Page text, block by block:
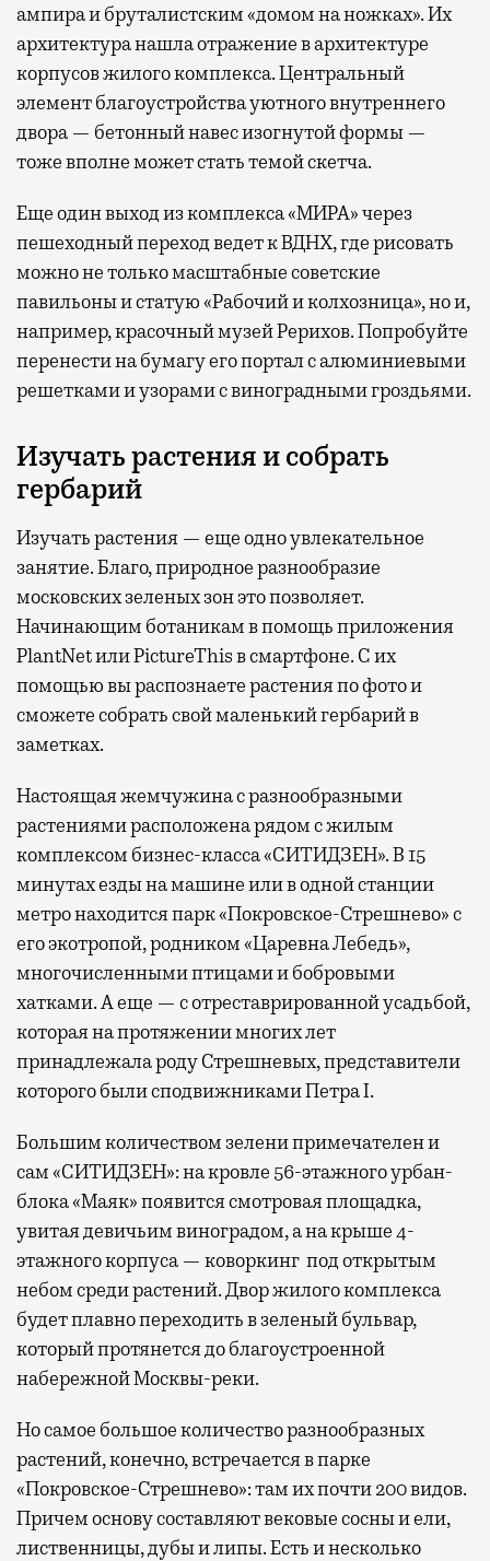
ампира и бруталистским «домом на ножках». Их
архитектура нашла отражение в архитектуре
корпусов жилого комплекса. Центральный
элемент благоустройства уютного внутреннего
двора — бетонный навес изогнутой формы —
тоже вполне может стать темой скетча.
Еще один выход из комплекса «МИРА» через
пешеходный переход ведет к ВДНХ, где рисовать
можно не только масштабные советские
павильоны и статую «Рабочий и колхозница», но и,
например, красочный музей Рерихов. Попробуйте
перенести на бумагу его портал с алюминиевыми
решетками и узорами с виноградными гроздьями.
Изучать растения и собрать
гербарий
Изучать растения — еще одно увлекательное
занятие. Благо, природное разнообразие
московских зеленых зон это позволяет.
Начинающим ботаникам в помощь приложения
PlantNet или PictureThis в смартфоне. С их
помощью вы распознаете растения по фото и
сможете собрать свой маленький гербарий в
заметках.
Настоящая жемчужина с разнообразными
растениями расположена рядом с жилым
комплексом бизнес-класса «СИТИДЗЕН». В 15
минутах езды на машине или в одной станции
метро находится парк «Покровское-Стрешнево» с
его экотропой, родником «Царевна Лебедь»,
многочисленными птицами и бобровыми
хатками. А еще — с отреставрированной усадьбой,
которая на протяжении многих лет
принадлежала роду Стрешневых, представители
которого были сподвижниками Петра I.
Большим количеством зелени примечателен и
сам «СИТИДЗЕН»: на кровле 56-этажного урбан-
блока «Маяк» появится смотровая площадка,
увитая девичьим виноградом, а на крыше 4-
этажного корпуса — коворкинг под открытым
небом среди растений. Двор жилого комплекса
будет плавно переходить в зеленый бульвар,
который протянется до благоустроенной
набережной Москвы-реки.
Но самое большое количество разнообразных
растений, конечно, встречается в парке
«Покровское-Стрешнево»: там ихпочти 200 видов.
Причем основу составляют вековые сосны и ели,
лиственницы, дубы и липы. Есть и несколько